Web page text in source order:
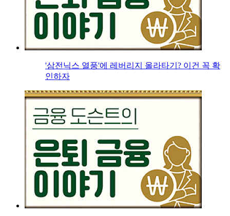
'삼전닉스 열풍'에 레버리지 올라타기? 이건 꼭 확
인하자